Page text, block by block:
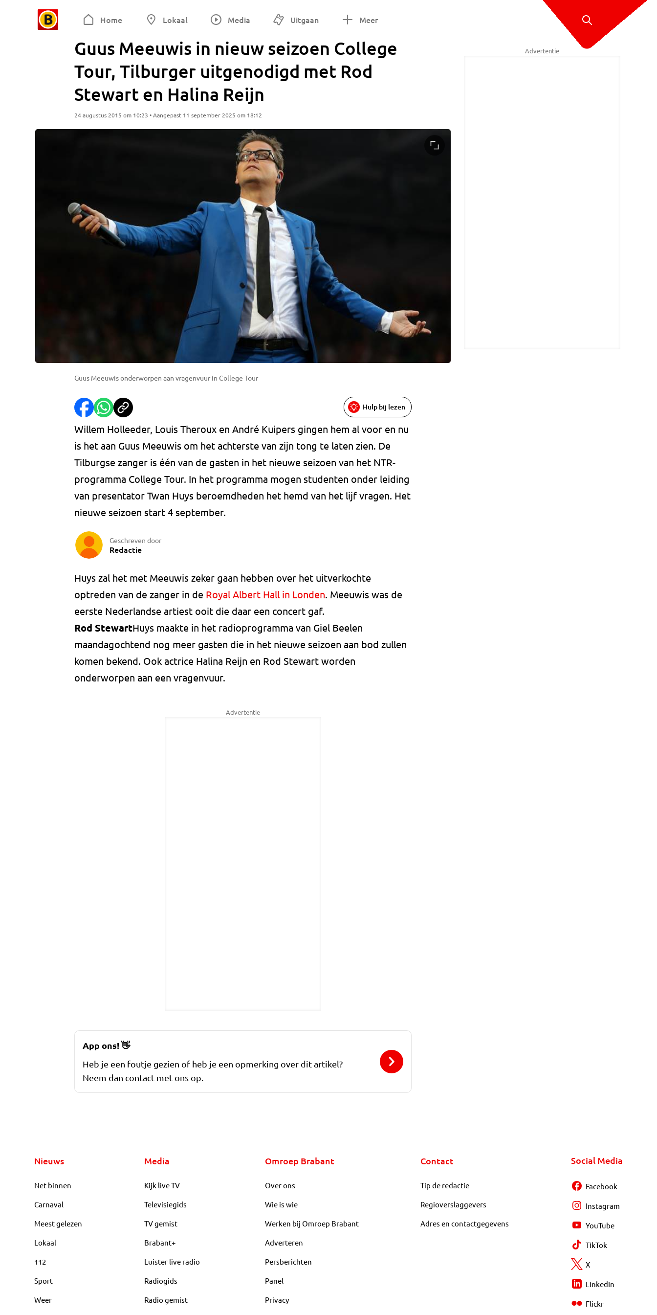
Home Lokaal Media Uitgaan Meer
Guus Meeuwis in nieuw seizoen College
Tour, Tilburger uitgenodigd met Rod
Stewart en Halina Reijn
24 augustus 2015 om 10:23 • Aangepast 11 september 2025 om 18:12
Guus Meeuwis onderworpen aan vragenvuur in College Tour
Hulp bij lezen
Willem Holleeder, Louis Theroux en André Kuipers gingen hem al voor en nu
is het aan Guus Meeuwis om het achterste van zijn tong te laten zien. De
Tilburgse zanger is één van de gasten in het nieuwe seizoen van het NTR-
programma College Tour. In het programma mogen studenten onder leiding
van presentator Twan Huys beroemdheden het hemd van het lijf vragen. Het
nieuwe seizoen start 4 september.
Geschreven door
Redactie
Huys zal het met Meeuwis zeker gaan hebben over het uitverkochte
optreden van de zanger in de Royal Albert Hall in Londen. Meeuwis was de
eerste Nederlandse artiest ooit die daar een concert gaf.
Rod StewartHuys maakte in het radioprogramma van Giel Beelen
maandagochtend nog meer gasten die in het nieuwe seizoen aan bod zullen
komen bekend. Ook actrice Halina Reijn en Rod Stewart worden
onderworpen aan een vragenvuur.
Advertentie
Advertentie
App ons!👋
Heb je een foutje gezien of heb je een opmerking over dit artikel?
Neem dan contact met ons op.
Nieuws
Net binnen
Carnaval
Meest gelezen
Lokaal
112
Sport
Weer
Media
Kijk live TV
Televisiegids
TV gemist
Brabant+
Luister live radio
Radiogids
Radio gemist
Omroep Brabant
Over ons
Wie is wie
Werken bij Omroep Brabant
Adverteren
Persberichten
Panel
Privacy
Contact
Tip de redactie
Regioverslaggevers
Adres en contactgegevens
Social Media
Facebook
Instagram
YouTube
TikTok
X
LinkedIn
Flickr